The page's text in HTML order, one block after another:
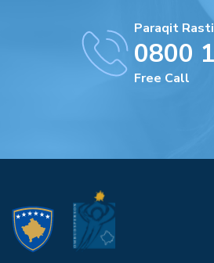
Paraqit
0800
Free Call